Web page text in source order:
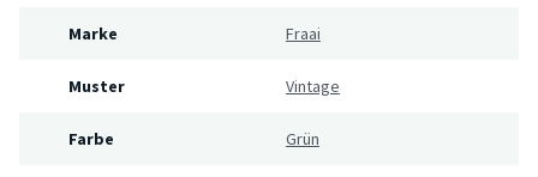
Marke Fraai
Muster Vintage
Farbe Grün